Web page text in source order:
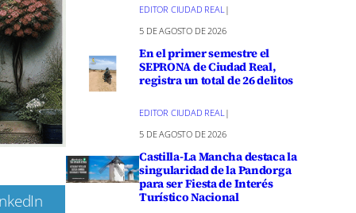
EDITOR CIUDAD REAL|
5 DE AGOSTO DE 2026
En el primer semestre el
SEPRONA de Ciudad Real,
registra un total de 26 delitos
EDITOR CIUDAD REAL |
5 DE AGOSTO DE 2026
Castilla-La Mancha destaca la
singularidad de la Pandorga
para ser Fiesta de Interés
Turístico Nacional